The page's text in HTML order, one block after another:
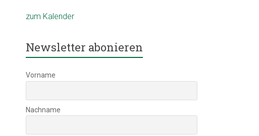
zum Kalender
Newsletter abonieren
Vorname
Nachname